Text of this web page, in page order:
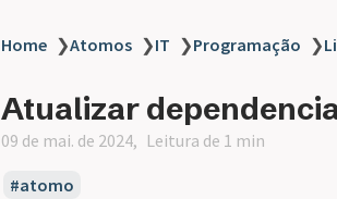
Home ❯Atomos ❯IT ❯Programação ❯
Atualizar
09 de mai. de 2024 Leitura de 1 min
atomo